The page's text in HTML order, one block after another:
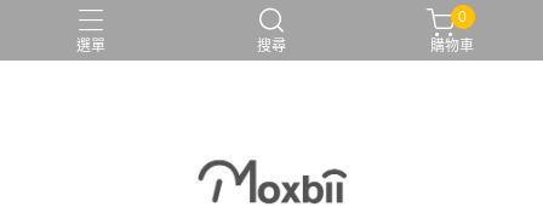
選單 搜尋
0
購物車